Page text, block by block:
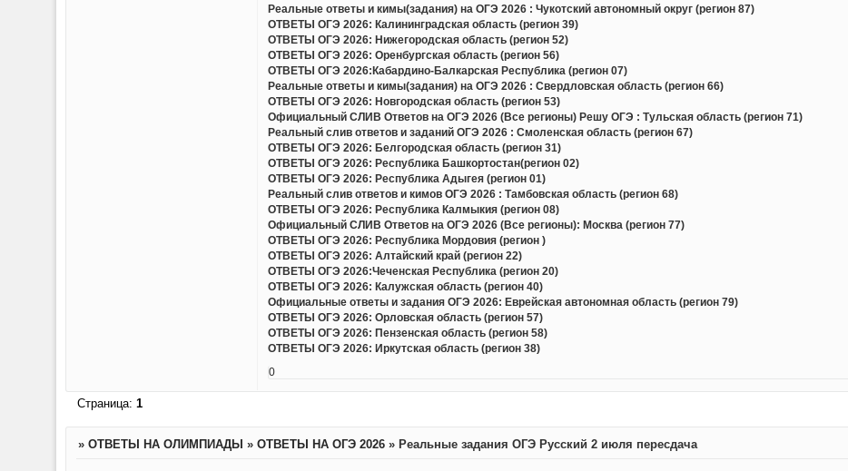
Реальные ответы и кимы(задания) на ОГЭ 2026 : Чукотский автономный округ (регион 87)
ОТВЕТЫ ОГЭ 2026: Калининградская область (регион 39)
ОТВЕТЫ ОГЭ 2026: Нижегородская область (регион 52)
ОТВЕТЫ ОГЭ 2026: Оренбургская область (регион 56)
ОТВЕТЫ ОГЭ 2026:Кабардино-Балкарская Республика (регион 07)
Реальные ответы и кимы(задания) на ОГЭ 2026 : Свердловская область (регион 66)
ОТВЕТЫ ОГЭ 2026: Новгородская область (регион 53)
Официальный СЛИВ Ответов на ОГЭ 2026 (Все регионы) Решу ОГЭ : Тульская область (регион 71)
Реальный слив ответов и заданий ОГЭ 2026 : Смоленская область (регион 67)
ОТВЕТЫ ОГЭ 2026: Белгородская область (регион 31)
ОТВЕТЫ ОГЭ 2026: Республика Башкортостан(регион 02)
ОТВЕТЫ ОГЭ 2026: Республика Адыгея (регион 01)
Реальный слив ответов и кимов ОГЭ 2026 : Тамбовская область (регион 68)
ОТВЕТЫ ОГЭ 2026: Республика Калмыкия (регион 08)
Официальный СЛИВ Ответов на ОГЭ 2026 (Все регионы): Москва (регион 77)
ОТВЕТЫ ОГЭ 2026: Республика Мордовия (регион )
ОТВЕТЫ ОГЭ 2026: Алтайский край (регион 22)
ОТВЕТЫ ОГЭ 2026:Чеченская Республика (регион 20)
ОТВЕТЫ ОГЭ 2026: Калужская область (регион 40)
Официальные ответы и задания ОГЭ 2026: Еврейская автономная область (регион 79)
ОТВЕТЫ ОГЭ 2026: Орловская область (регион 57)
ОТВЕТЫ ОГЭ 2026: Пензенская область (регион 58)
ОТВЕТЫ ОГЭ 2026: Иркутская область (регион 38)
0
Страница: 1
» ОТВЕТЫ НА ОЛИМПИАДЫ » ОТВЕТЫ НА ОГЭ 2026 » Реальные задания ОГЭ Русский 2 июля пересдача